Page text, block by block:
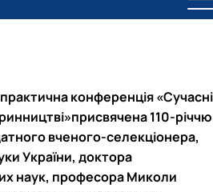
працевлаштування
"Генетичні ресурси тварин"
"Розведення та селекція тварин"
"Генетика тварин"
конференція «Сучасні
110-річчю
вченого-селекціонера,
України, доктора
наук, професора Миколи